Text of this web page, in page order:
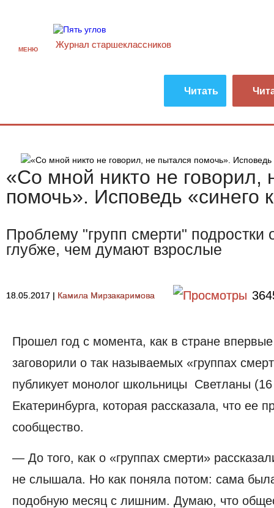
МЕНЮ Журнал старшекласcников
Читать
«Со мной никто не говорил,
помочь». Исповедь «синего
Проблему "групп смерти" подростки
глубже, чем думают взрослые
18.05.2017 | Камила Мирзакаримова
Прошел год с момента, как в стране
заговорили о так называемых «группах
публикует монолог школьницы Светланы (16
Екатеринбурга, которая рассказала, что ее
сообщество.
— До того, как о «группах смерти»
не слышала. Но как поняла потом: сама
подобную месяц с лишним. Думаю, что